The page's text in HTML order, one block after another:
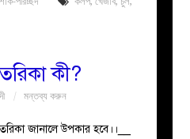
কী?
মন্তব্য করুন
জানালে উপকার হবে।।__